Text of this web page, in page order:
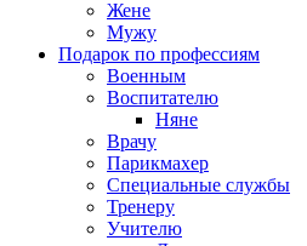
Жене
Мужу
Подарок по профессиям
Военным
Воспитателю
Няне
Врачу
Парикмахер
Специальные службы
Тренеру
Учителю